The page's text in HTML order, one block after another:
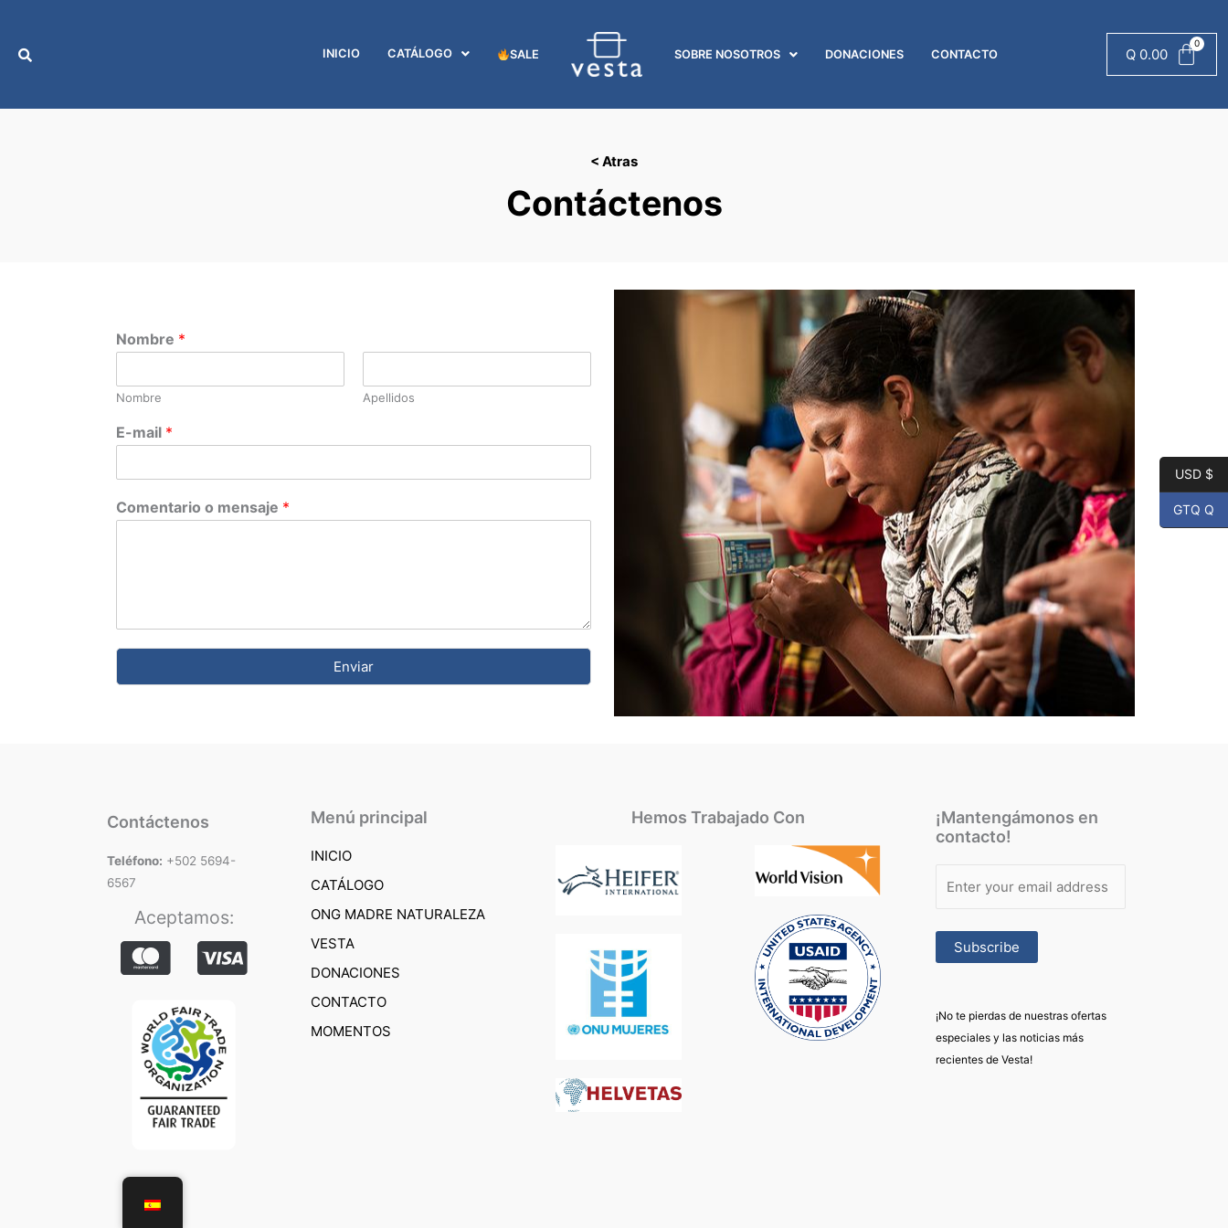
contenido
INICIO CATÁLOGO SALE SOBRE NOSOTROS DONACIONES CONTACTO Q0.00
< Atras
Contáctenos
Nombre *
Nombre Apellidos
E-mail *
Comentario o mensaje *
Enviar
Contáctenos
Teléfono: +502 5694-
6567
Aceptamos:
Menú principal
INICIO
CATÁLOGO
ONG MADRE NATURALEZA
VESTA
DONACIONES
CONTACTO
MOMENTOS
Hemos Trabajado Con
¡Mantengámonos en
contacto!
¡No te pierdas de nuestras ofertas
especiales y las noticias más
recientes de Vesta!
USD $
GTQ Q